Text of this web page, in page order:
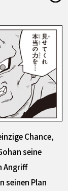
Chance,
seine
Angriff
seinen Plan